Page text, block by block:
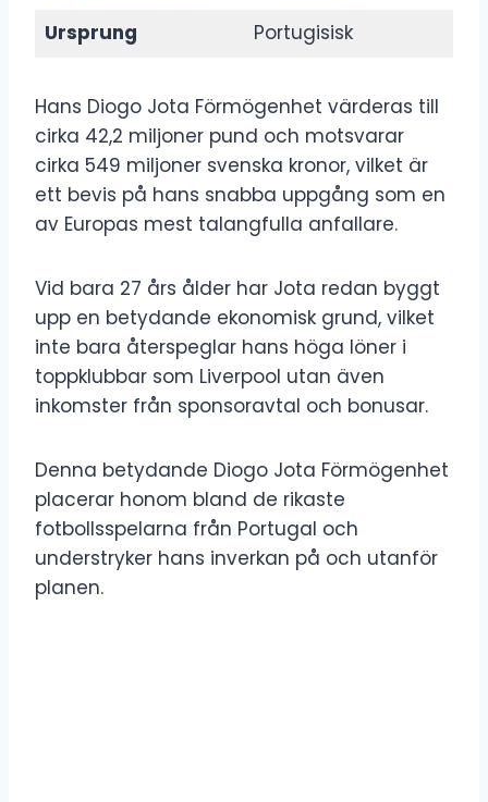
Ursprung
Portugisisk
Hans Diogo Jota Förmögenhet värderas till
cirka 42,2 miljoner pund och motsvarar
cirka 549 miljoner svenska kronor, vilket är
ett bevis på hans snabba uppgång som en
av Europas mest talangfulla anfallare.
Vid bara 27 års ålder har Jota redan byggt
upp en betydande ekonomisk grund, vilket
inte bara återspeglar hans höga löner i
toppklubbar som Liverpool utan även
inkomster från sponsoravtal och bonusar.
Denna betydande Diogo Jota Förmögenhet
placerar honom bland de rikaste
fotbollsspelarna från Portugal och
understryker hans inverkan på och utanför
planen.